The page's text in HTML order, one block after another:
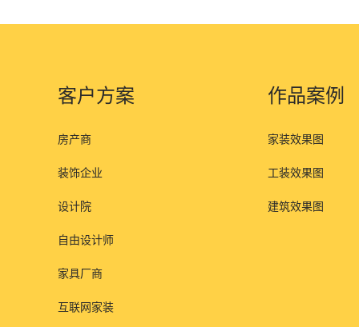
客户方案
房产商
装饰企业
设计院
自由设计师
家具厂商
互联网家装
作品案例
家装效果图
工装效果图
建筑效果图